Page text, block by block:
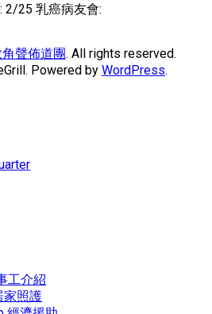
2/25 乳癌病友會:
聲佈道團. All rights reserved.
Powered by WordPress.
工介紹
家照護